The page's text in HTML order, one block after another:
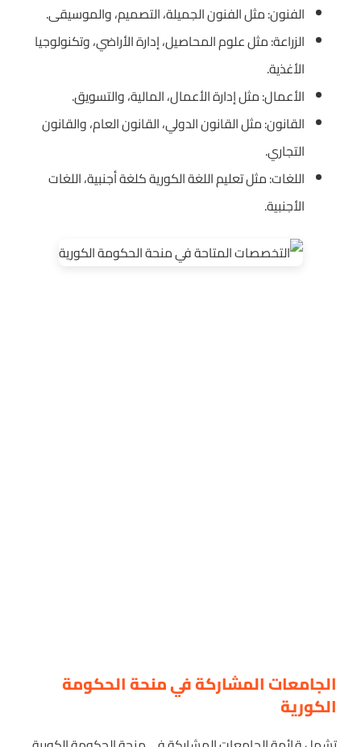
الفنون: مثل الفنون الجميلة، التصميم، والموسيقى.
الزراعة: مثل علوم المحاصيل، إدارة الأراضي، وتكنولوجيا
الأغذية.
الأعمال: مثل إدارة الأعمال، المالية، والتسويق.
القانون: مثل القانون الدولي، القانون العام، والقانون
التجاري.
اللغات: مثل تعليم اللغة الكورية كلغة أجنبية، اللغات
الأجنبية.
الجامعات المشاركة في منحة الحكومة
الكورية